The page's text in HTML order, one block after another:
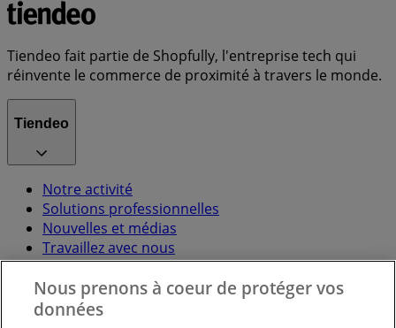
Tiendeo fait partie de Shopfully, l'entreprise tech qui
réinvente le commerce de proximité à travers le monde.
Tiendeo
Notre activité
Solutions professionnelles
Nouvelles et médias
Travaillez avec nous
Contactez-nous
Nous prenons à coeur de protéger vos
données